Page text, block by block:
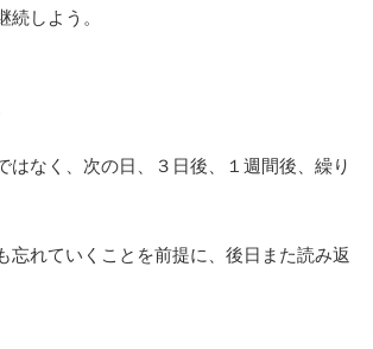
続しよう。
はなく、次の日、３日後、１週間後、繰り
忘れていくことを前提に、後日また読み返